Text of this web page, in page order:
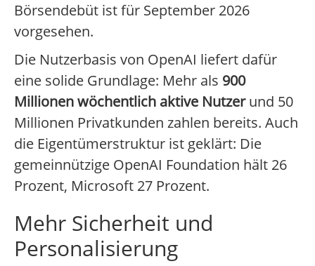
Börsendebüt ist für September 2026
vorgesehen.
Die Nutzerbasis von OpenAI liefert dafür
eine solide Grundlage: Mehr als 900
Millionen wöchentlich aktive Nutzerund 50
Millionen Privatkunden zahlen bereits. Auch
die Eigentümerstruktur ist geklärt: Die
gemeinnützige OpenAI Foundation hält 26
Prozent, Microsoft 27 Prozent.
Mehr Sicherheit und
Personalisierung